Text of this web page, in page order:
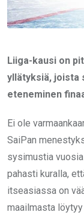
Liiga-kausi on
yllätyksiä, joista
eteneminen
Ei ole
SaiPan
sysimustia
pahasti kuralla,
itseasiassa on
maailmasta